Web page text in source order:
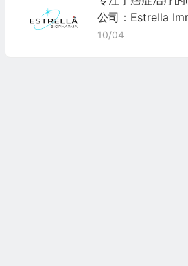
公司：Estrella
SLA)
10/04